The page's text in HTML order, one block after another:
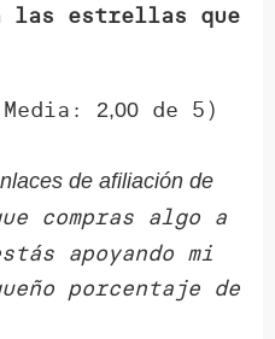
las estrellas que
2,00 de 5)
de afiliación de
compras algo a
apoyando mi
porcentaje de